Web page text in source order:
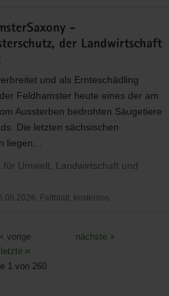
-
der Landwirtschaft
und als Ernteschädling
Feldhamster heute eines der am
Aussterben bedrohten Säugetiere
Die letzten sächsischen
liegen…
für Umwelt, Landwirtschaft und
Faltblatt, kostenlos
vorige
1 von 260
nächste
letzte